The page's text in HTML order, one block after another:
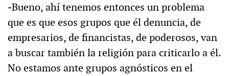
‒Bueno, ahí tenemos entonces un problema
que es que esos grupos que él denuncia, de
empresarios, de financistas, de poderosos, van
a buscar también la religión para criticarlo a él.
No estamos ante grupos agnósticos en el